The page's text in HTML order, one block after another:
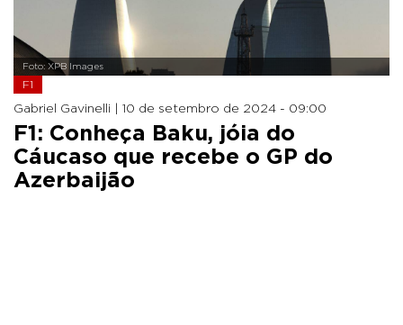
Foto: XPB Images
F1
Gabriel Gavinelli | 10 de setembro de 2024 - 09:00
F1: Conheça Baku, jóia do
Cáucaso que recebe o GP do
Azerbaijão